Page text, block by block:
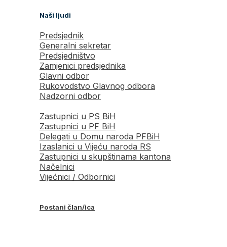
Naši ljudi
Predsjednik
Generalni sekretar
Predsjedništvo
Zamjenici predsjednika
Glavni odbor
Rukovodstvo Glavnog odbora
Nadzorni odbor
Zastupnici u PS BiH
Zastupnici u PF BiH
Delegati u Domu naroda PFBiH
Izaslanici u Vijeću naroda RS
Zastupnici u skupštinama kantona
Načelnici
Vijećnici / Odbornici
Postani član/ica